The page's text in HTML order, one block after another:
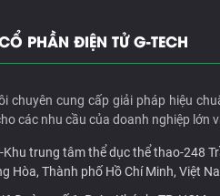
PHẦN ĐIỆN TỬ G-TECH
chuyên cung cấp giải pháp hiệu
các nhu cầu của doanh nghiệp lớn
Khu trung tâm thể dục thể thao-248
Hòa, Thành phố Hồ Chí Minh, Việt